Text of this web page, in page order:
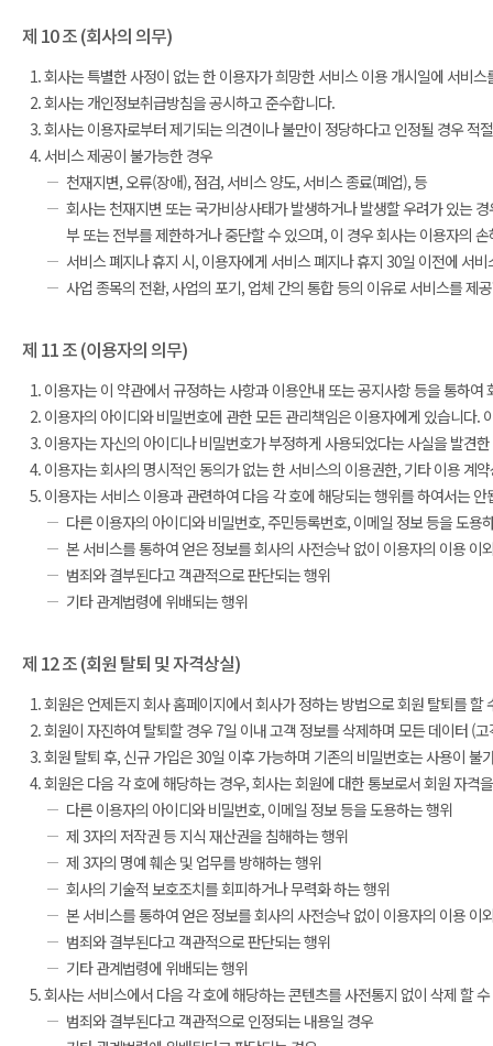
제 10 조 (회사의 의무)
회사는 특별한 사정이 없는 한 이용자가 희망한 서비스 이용 개시일에 서비
회사는 개인정보취급방침을 공시하고 준수합니다.
회사는 이용자로부터 제기되는 의견이나 불만이 정당하다고 인정될 경우
서비스 제공이 불가능한 경우
천재지변, 오류(장애), 점검, 서비스 양도, 서비스 종료(폐업), 등
회사는 천재지변 또는 국가비상사태가 발생하거나 발생할 우려가 있는
부 또는 전부를 제한하거나 중단할 수 있으며, 이 경우 회사는 이용자의
서비스 폐지나 휴지 시, 이용자에게 서비스 폐지나 휴지 30일 이전에 서
사업 종목의 전환, 사업의 포기, 업체 간의 통합 등의 이유로 서비스를
제 11 조 (이용자의 의무)
이용자는 이 약관에서 규정하는 사항과 이용안내 또는 공지사항 등을 통하
이용자의 아이디와 비밀번호에 관한 모든 관리책임은 이용자에게 있습니다
이용자는 자신의 아이디나 비밀번호가 부정하게 사용되었다는 사실을 발견
이용자는 회사의 명시적인 동의가 없는 한 서비스의 이용권한, 기타 이용 계
이용자는 서비스 이용과 관련하여 다음 각 호에 해당되는 행위를 하여서는 안
다른 이용자의 아이디와 비밀번호, 주민등록번호, 이메일 정보 등을 도용
본 서비스를 통하여 얻은 정보를 회사의 사전승낙 없이 이용자의 이용
범죄와 결부된다고 객관적으로 판단되는 행위
기타 관계법령에 위배되는 행위
제 12 조 (회원 탈퇴 및 자격상실)
회원은 언제든지 회사 홈페이지에서 회사가 정하는 방법으로 회원 탈퇴를 할
회원이 자진하여 탈퇴할 경우 7일 이내 고객 정보를 삭제하며 모든 데이터 (
회원 탈퇴 후, 신규 가입은 30일 이후 가능하며 기존의 비밀번호는 사용이 불
회원은 다음 각 호에 해당하는 경우, 회사는 회원에 대한 통보로서 회원 자격
다른 이용자의 아이디와 비밀번호, 이메일 정보 등을 도용하는 행위
제 3자의 저작권 등 지식 재산권을 침해하는 행위
제 3자의 명예 훼손 및 업무를 방해하는 행위
회사의 기술적 보호조치를 회피하거나 무력화 하는 행위
본 서비스를 통하여 얻은 정보를 회사의 사전승낙 없이 이용자의 이용
범죄와 결부된다고 객관적으로 판단되는 행위
기타 관계법령에 위배되는 행위
회사는 서비스에서 다음 각 호에 해당하는 콘텐츠를 사전통지 없이 삭제 할
범죄와 결부된다고 객관적으로 인정되는 내용일 경우